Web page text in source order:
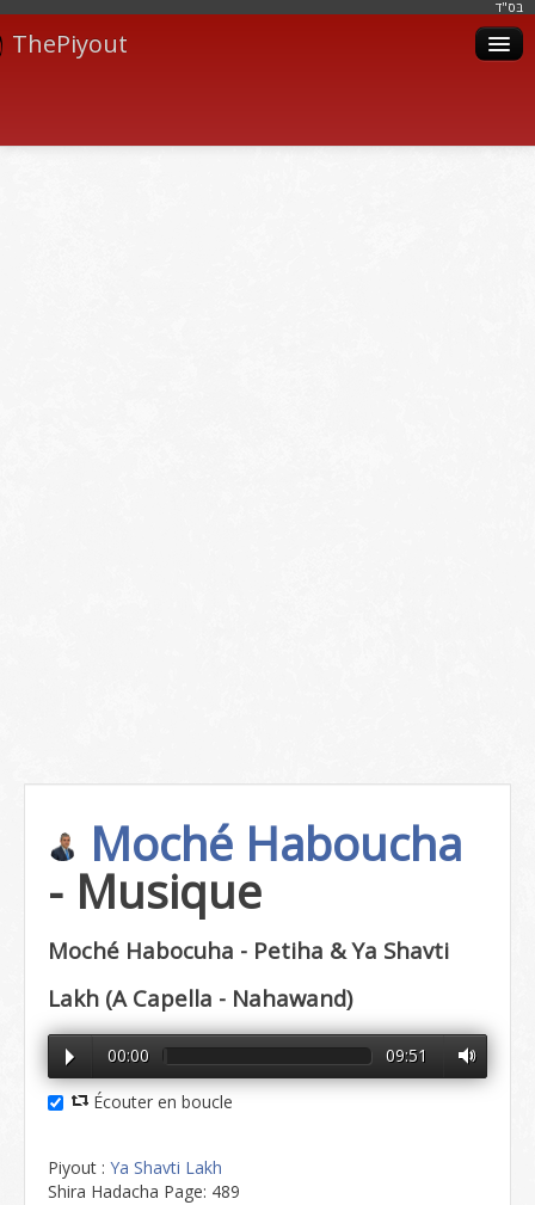
בּס"ד
ThePiyout
Moché Haboucha
- Musique
Moché Habocuha - Petiha & Ya Shavti
Lakh (A Capella - Nahawand)
00:00 09:51
Écouter en boucle
Piyout : Ya Shavti Lakh
Shira Hadacha Page: 489